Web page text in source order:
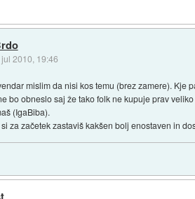
jul 2010, 19:46
mislim da nisi kos temu (brez zamere). Kje
bo obneslo saj že tako folk ne kupuje prav
(IgaBiba).
za začetek zastaviš kakšen bolj enostaven in